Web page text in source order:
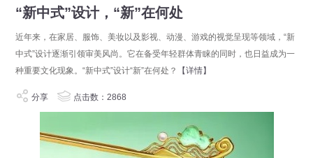
“新中式”设计，“新”在何处
近年来，在家居、服饰、美妆以及影视、动漫、游戏的视觉呈现等领域，“新
中式”设计逐渐引领审美风尚。它在备受年轻群体青睐的同时，也日益成为一
种重要文化现象。“新中式”设计“新”在何处？
【详情】
分享 点击数：2868